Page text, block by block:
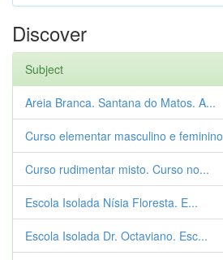
Discover
Subject
Areia Branca. Santana do Matos. A...
Curso elementar masculino e feminino
Curso rudimentar misto. Curso no...
Escola Isolada Nísia Floresta. E...
Escola Isolada Dr. Octaviano. Esc...